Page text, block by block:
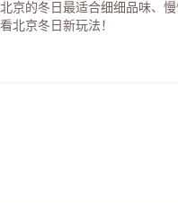
北京的冬日最适合细细品味、
看北京冬日新玩法！